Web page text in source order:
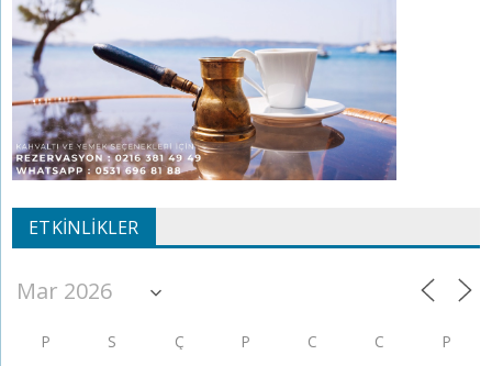
ETKINLIKLER
P S Ç P C C P